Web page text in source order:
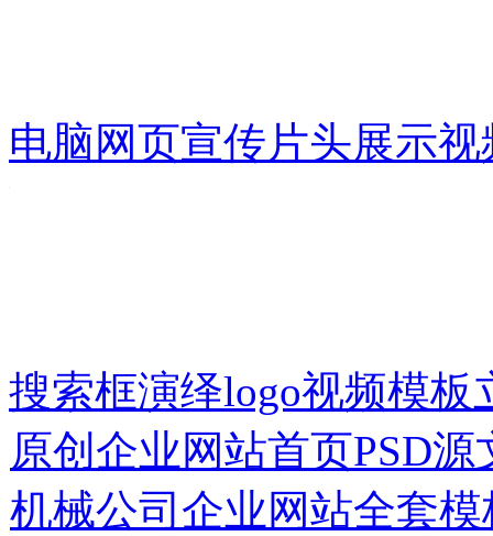
电脑网页宣传片头展示视
搜索框演绎logo视频模板
原创企业网站首页PSD源
机械公司企业网站全套模